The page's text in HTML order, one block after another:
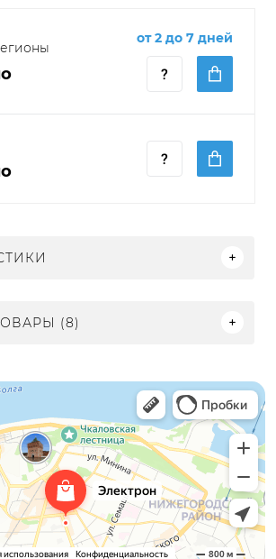
от 2 до 7 дней
(8)
Новгороде
продукция в Нижнем Новгороде